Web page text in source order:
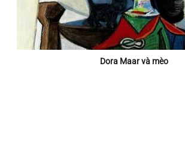
Dora Maar và mèo